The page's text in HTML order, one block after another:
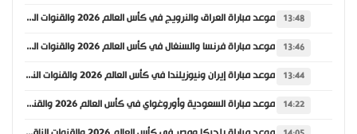
13:48 موعد مباراة العراق والنرويج في كأس العالم 2026 والقنوات الناقلة
13:46 موعد مباراة فرنسا والسنغال في كأس العالم 2026 والقنوات الناقلة
13:44 موعد مباراة إيران ونيوزيلندا في كأس العالم 2026 والقنوات الناقلة
14:22 موعد مباراة السعودية وأوروغواي في كأس العالم 2026 والقنوات الناقلة